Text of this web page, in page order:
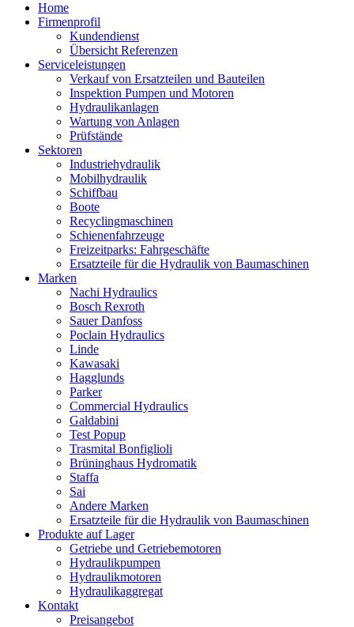
Home
Firmenprofil
Kundendienst
Übersicht Referenzen
Serviceleistungen
Verkauf von Ersatzteilen und Bauteilen
Inspektion Pumpen und Motoren
Hydraulikanlagen
Wartung von Anlagen
Prüfstände
Sektoren
Industriehydraulik
Mobilhydraulik
Schiffbau
Boote
Recyclingmaschinen
Schienenfahrzeuge
Freizeitparks: Fahrgeschäfte
Ersatzteile für die Hydraulik von Baumaschinen
Marken
Nachi Hydraulics
Bosch Rexroth
Sauer Danfoss
Poclain Hydraulics
Linde
Kawasaki
Hagglunds
Parker
Commercial Hydraulics
Galdabini
Test Popup
Trasmital Bonfiglioli
Brüninghaus Hydromatik
Staffa
Sai
Andere Marken
Ersatzteile für die Hydraulik von Baumaschinen
Produkte auf Lager
Getriebe und Getriebemotoren
Hydraulikpumpen
Hydraulikmotoren
Hydraulikaggregat
Kontakt
Preisangebot